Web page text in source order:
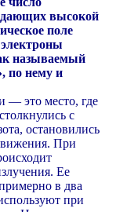
высокой
поле
называемый
по нему и
— это место, где
с
остановились
При
Ее
в два
при